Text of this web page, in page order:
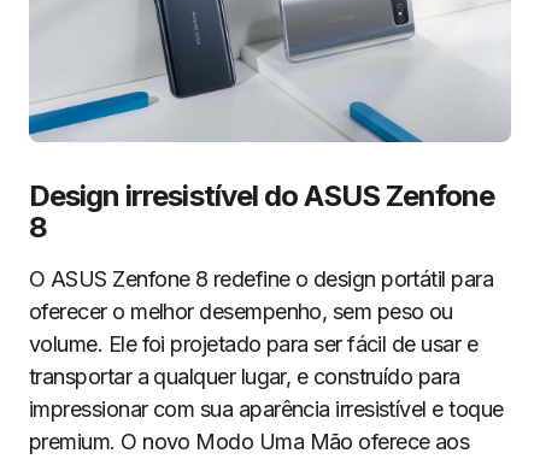
Design irresistível do ASUS Zenfone
8
O ASUS Zenfone 8 redefine o design portátil para
oferecer o melhor desempenho, sem peso ou
volume. Ele foi projetado para ser fácil de usar e
transportar a qualquer lugar, e construído para
impressionar com sua aparência irresistível e toque
premium. O novo Modo Uma Mão oferece aos